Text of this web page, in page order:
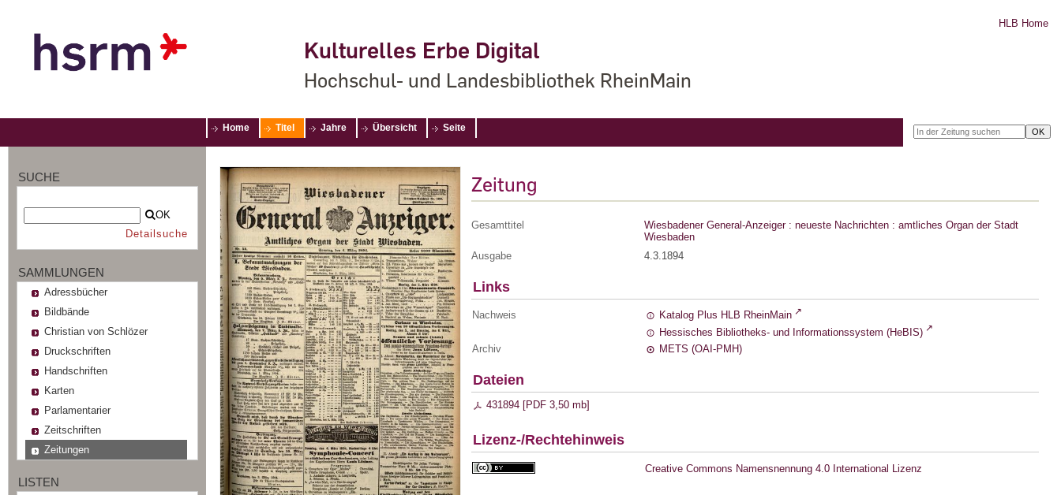
Kulturelles Erbe Digital
Hochschul- und Landesbibliothek RheinMain
HLB Home
Home Titel Jahre Übersicht Seite
SUCHE
OK
Detailsuche
SAMMLUNGEN
Adressbücher
Bildbände
Christian von Schlözer
Druckschriften
Handschriften
Karten
Parlamentarier
Zeitschriften
Zeitungen
LISTEN
Zeitung
Gesamttitel
Wiesbadener General-Anzeiger : neueste Nachrichten : amtliches Organ der Stadt
Wiesbaden
Ausgabe
4.3.1894
Links
Nachweis
Katalog Plus HLB RheinMain
Hessisches Bibliotheks- und Informationssystem (HeBIS)
Archiv
METS (OAI-PMH)
Dateien
431894 [PDF 3,50 mb]
Lizenz-/Rechtehinweis
Creative Commons Namensnennung 4.0 International Lizenz